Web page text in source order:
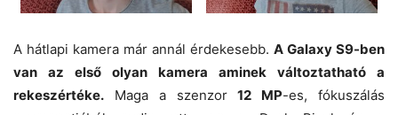
A hátlapi kamera már annál érdekesebb. A Galaxy S9-ben
van az első olyan kamera aminek változtatható a
rekeszértéke. Maga a szenzor12 MP-es, fókuszálás